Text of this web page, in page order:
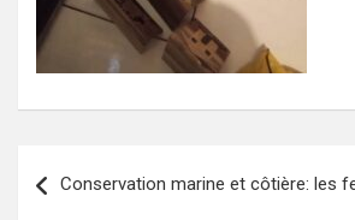
de
Conservation marine et côtière: les